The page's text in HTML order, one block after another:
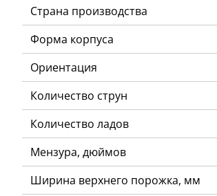
Страна производства
Форма корпуса
Ориентация
Количество струн
Количество ладов
Мензура, дюймов
Ширина верхнего порожка, мм